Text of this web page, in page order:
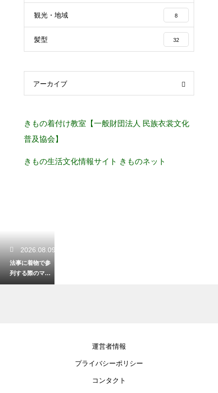
観光・地域 8
髪型 32
アーカイブ
きもの着付け教室【一般財団法人 民族衣裳文化
普及協会】
きもの生活文化情報サイト きものネット
2026.08.09
法事に着物で参
列する際のマナ
ー！色無地を選
運営者情報
プライバシーポリシー
コンタクト